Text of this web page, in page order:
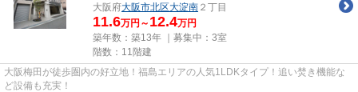
大阪府大阪市北区大淀南 ２丁目
11.6万円～ 12.4万円
築年数：築13年 ｜募集中： 3室
階数：11階建
大阪梅田が徒歩圏内の好立地！福島エリアの人気1LDKタイプ！追い焚き機能な
ど設備も充実！